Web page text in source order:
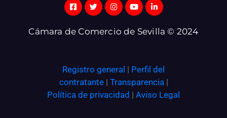
Cámara de Comercio de Sevilla © 2024
Registro general | Perfil del
contratante| Transparencia |
Política de privacidad | Aviso Legal